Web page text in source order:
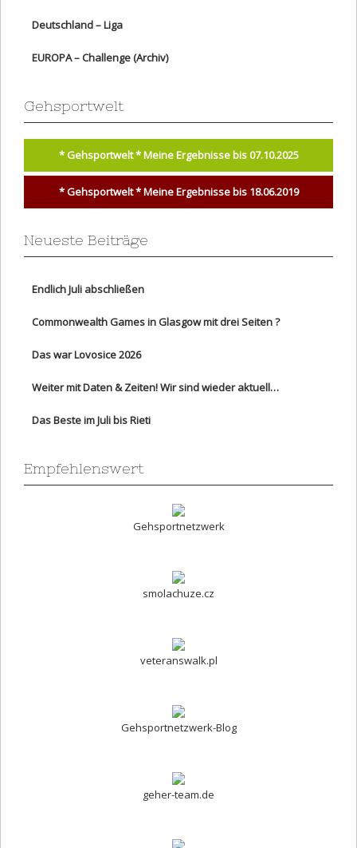
Deutschland – Liga
EUROPA – Challenge (Archiv)
Gehsportwelt
* Gehsportwelt * Meine Ergebnisse bis 07.10.2025
* Gehsportwelt * Meine Ergebnisse bis 18.06.2019
Neueste Beiträge
Endlich Juli abschließen
Commonwealth Games in Glasgow mit drei Seiten ?
Das war Lovosice 2026
Weiter mit Daten & Zeiten! Wir sind wieder aktuell…
Das Beste im Juli bis Rieti
Empfehlenswert
Gehsportnetzwerk
smolachuze.cz
veteranswalk.pl
Gehsportnetzwerk-Blog
geher-team.de